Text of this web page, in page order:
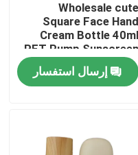
Wholesale cute
Square Face Hand
Cream Bottle 40ml
PET Pump Sunscreen
Lotion Skincare
Cosmetic Packaging
with Custom Logo
إرسال استفسار